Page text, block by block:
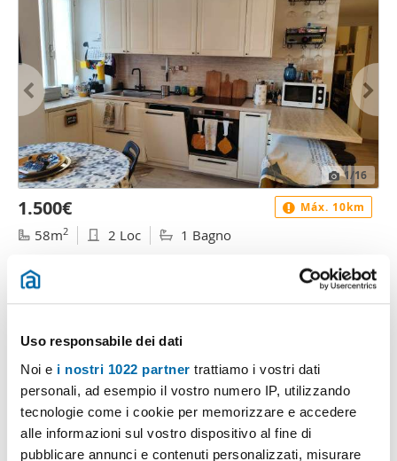
Uso responsabile dei dati
Noi e i nostri 1022 partner trattiamo i vostri dati
personali, ad esempio il vostro numero IP, utilizzando
tecnologie come i cookie per memorizzare e accedere
alle informazioni sul vostro dispositivo al fine di
pubblicare annunci e contenuti personalizzati, misurare
1/16
1.500€
58m2 2 Loc 1 Bagno
Máx. 10km